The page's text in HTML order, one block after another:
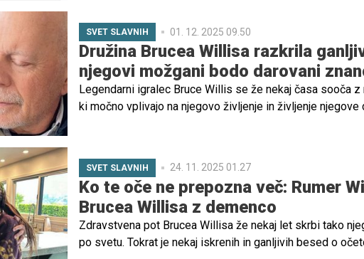
SVET SLAVNIH 01. 12. 2025 09.50
Družina Brucea Willisa razkrila
njegovi možgani bodo darovani
Legendarni igralec Bruce Willis se že nekaj časa sooča
ki močno vplivajo na njegovo življenje in življenje njegove
sooča.
SVET SLAVNIH 24. 11. 2025 01.27
Ko te oče ne prepozna več: Rumer
Brucea Willisa z demenco
Zdravstvena pot Brucea Willisa že nekaj let skrbi tako
po svetu. Tokrat je nekaj iskrenih in ganljivih besed o